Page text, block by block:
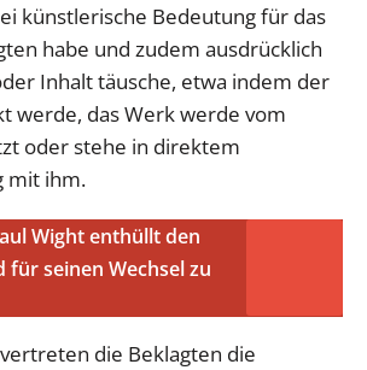
künstlerische Bedeutung für das
habe und zudem ausdrücklich
Inhalt täusche, etwa indem der
werde, das Werk werde vom
oder stehe in direktem
mit ihm.
Wight enthüllt den
für seinen Wechsel zu
die Beklagten die